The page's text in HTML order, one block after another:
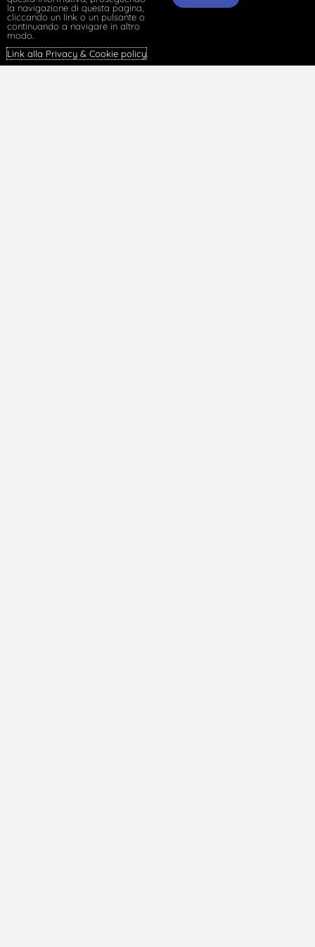
reportistica ufficiale
la navigazione di questa pagina,
cliccando un link o un pulsante o
continuando a navigare in altro
modo.
Link alla Privacy & Cookie policy.